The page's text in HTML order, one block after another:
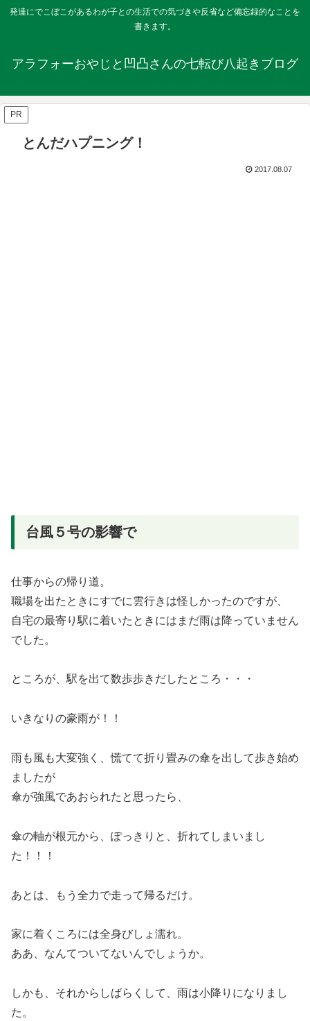
発達にでこぼこがあるわが子との生活での気づきや反省など備忘録的なことを
書きます。
アラフォーおやじと凹凸さんの七転び八起きブログ
PR
とんだハプニング！
2017.08.07
台風５号の影響で
仕事からの帰り道。
職場を出たときにすでに雲行きは怪しかったのですが、
自宅の最寄り駅に着いたときにはまだ雨は降っていません
でした。
ところが、駅を出て数歩歩きだしたところ・・・
いきなりの豪雨が！！
雨も風も大変強く、慌てて折り畳みの傘を出して歩き始め
ましたが
傘が強風であおられたと思ったら、
傘の軸が根元から、ぽっきりと、折れてしまいまし
た！！！
あとは、もう全力で走って帰るだけ。
家に着くころには全身びしょ濡れ。
ああ、なんてついてないんでしょうか。
しかも、それからしばらくして、雨は小降りになりまし
た。